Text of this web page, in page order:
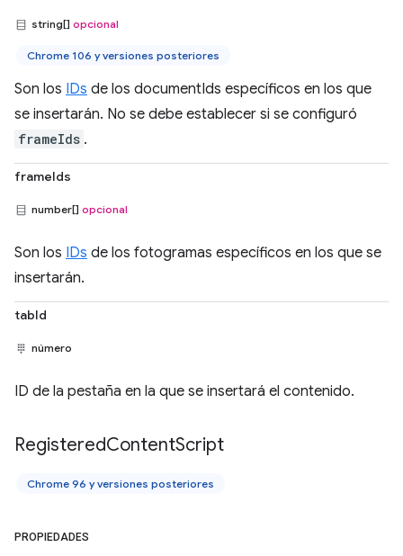
string[] opcional
Chrome 106 y versiones posteriores
Son los IDs de los documentIds específicos en los que
se insertarán. No se debe establecer si se configuró
frameIds .
frameIds
number[] opcional
Son los IDs de los fotogramas específicos en los que se
insertarán.
tabId
número
ID de la pestaña en la que se insertará el contenido.
RegisteredContentScript
Chrome 96 y versiones posteriores
PROPIEDADES